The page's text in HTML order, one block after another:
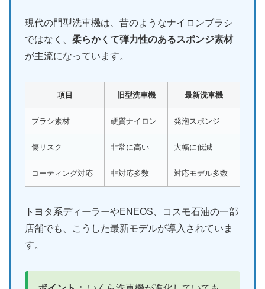
現代の門型洗車機は、昔のようなナイロンブラシ
ではなく、 柔らかくて弾力性のあるスポンジ素材
が主流になっています。
項目 旧型洗車機 最新洗車機
ブラシ素材 硬質ナイロン 発泡スポンジ
傷リスク 非常に高い 大幅に低減
コーティング対応 非対応多数 対応モデル多数
トヨタ系ディーラーやENEOS、コスモ石油の一部
店舗でも、こうした最新モデルが導入されていま
す。